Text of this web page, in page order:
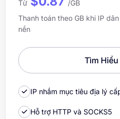
Từ
/GB
Thanh toán theo GB khi IP
nền
Tìm
IP nhắm mục tiêu địa lý
Hỗ trợ HTTP và SOCKS5